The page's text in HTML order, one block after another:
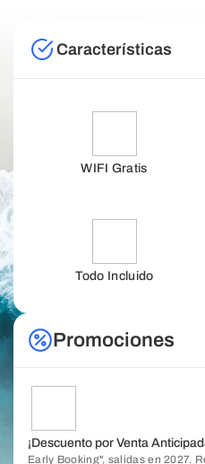
Características
WIFI Gratis
Todo Incluido
Promociones
¡Descuento por Venta
Early Booking", salidas en 2027.